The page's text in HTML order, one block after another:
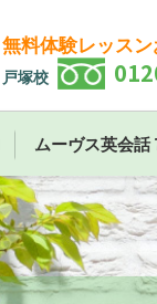
無料体験レッス
戸塚校
ムーヴス英会話